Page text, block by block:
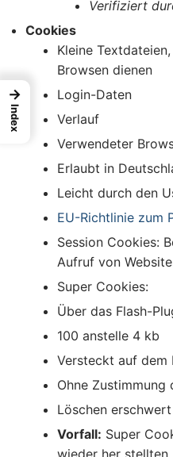
Verifiziert
Cookies
Kleine
Browsen dienen
Login-Daten
Verlauf
Verwendeter
Erlaubt in
Leicht durch den
EU-Richtlinie zum
Session Cookies:
Aufruf von
Super Cookies:
Über das Flash-
100 anstelle 4 kb
Versteckt auf dem
Ohne Zustimmung
Löschen erschwert
Vorfall: Super
wieder her stellten
→
Index